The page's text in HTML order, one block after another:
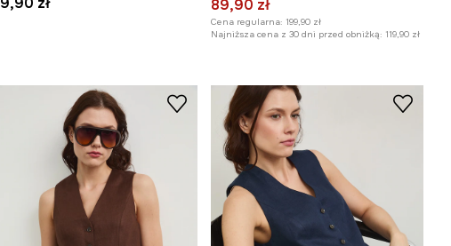
89,90 zł
Cena regularna: 199,90 zł
Najniższa cena z 30 dni przed obniżką: 119,90 zł